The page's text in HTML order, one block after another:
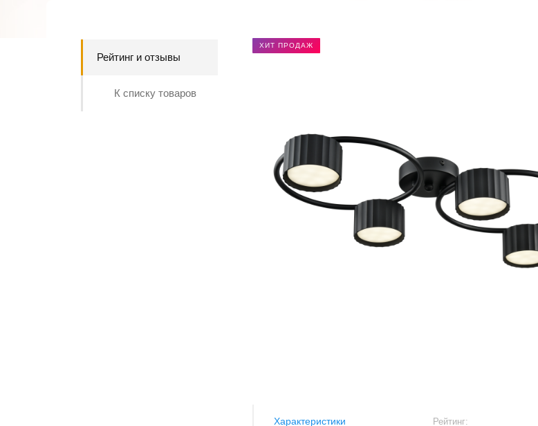
Рейтинг и отзывы
К списку товаров
ХИТ ПРОДАЖ
Характеристики Рейтинг: